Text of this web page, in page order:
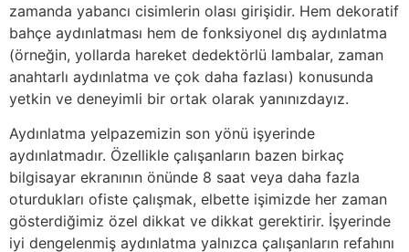
zamanda yabancı cisimlerin olası girişidir. Hem dekoratif
bahçe aydınlatması hem de fonksiyonel dış aydınlatma
(örneğin, yollarda hareket dedektörlü lambalar, zaman
anahtarlı aydınlatma ve çok daha fazlası) konusunda
yetkin ve deneyimli bir ortak olarak yanınızdayız.
Aydınlatma yelpazemizin son yönü işyerinde
aydınlatmadır. Özellikle çalışanların bazen birkaç
bilgisayar ekranının önünde 8 saat veya daha fazla
oturdukları ofiste çalışmak, elbette işimizde her zaman
gösterdiğimiz özel dikkat ve dikkat gerektirir. İşyerinde
iyi dengelenmiş aydınlatma yalnızca çalışanların refahını